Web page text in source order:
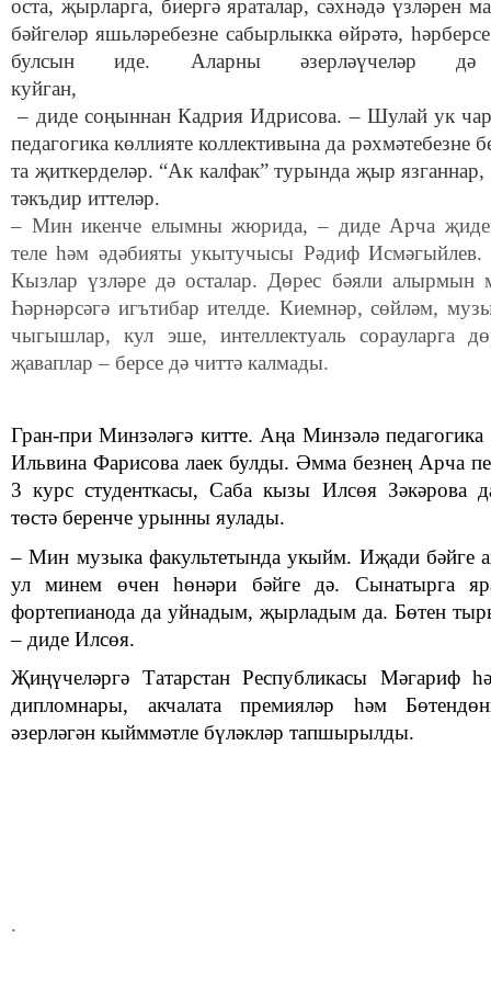
оста, җырларга, биергә яраталар, сәхнәдә үзләрен
бәйгеләр яшьләребезне сабырлыкка өйрәтә,
булсын иде. Аларны әзерләүчеләр
– диде соңыннан Кадрия Идрисова. – Шулай ук
педагогика көллияте коллективына да рәхмәтебезне
та җиткерделәр. “Ак калфак” турында җыр
тәкъдир иттеләр.
– Мин икенче елымны жюрида, – диде Арча
теле һәм әдәбияты укытучысы Рәдиф Исмәгыйлев.
Кызлар үзләре дә осталар. Дөрес бәяли
Һәрнәрсәгә игътибар ителде. Киемнәр, сөйләм,
чыгышлар, кул эше, интеллектуаль сорауларга
җаваплар – берсе дә читтә калмады.
Гран-при Минзәләгә китте. Аңа Минзәлә педагогика
Ильвина Фарисова лаек булды. Әмма безнең Арча
3 курс студенткасы, Саба кызы Илсөя Зәкәрова
төстә беренче урынны яулады.
– Мин музыка факультетында укыйм. Иҗади бәйге
ул минем өчен һөнәри бәйге дә. Сынатырга
фортепианода да уйнадым, җырладым да. Бөтен
– диде Илсөя.
Җиңүчеләргә Татарстан Республикасы Мәгариф
дипломнары, акчалата премияләр һәм
әзерләгән кыйммәтле бүләкләр тапшырылды.
.